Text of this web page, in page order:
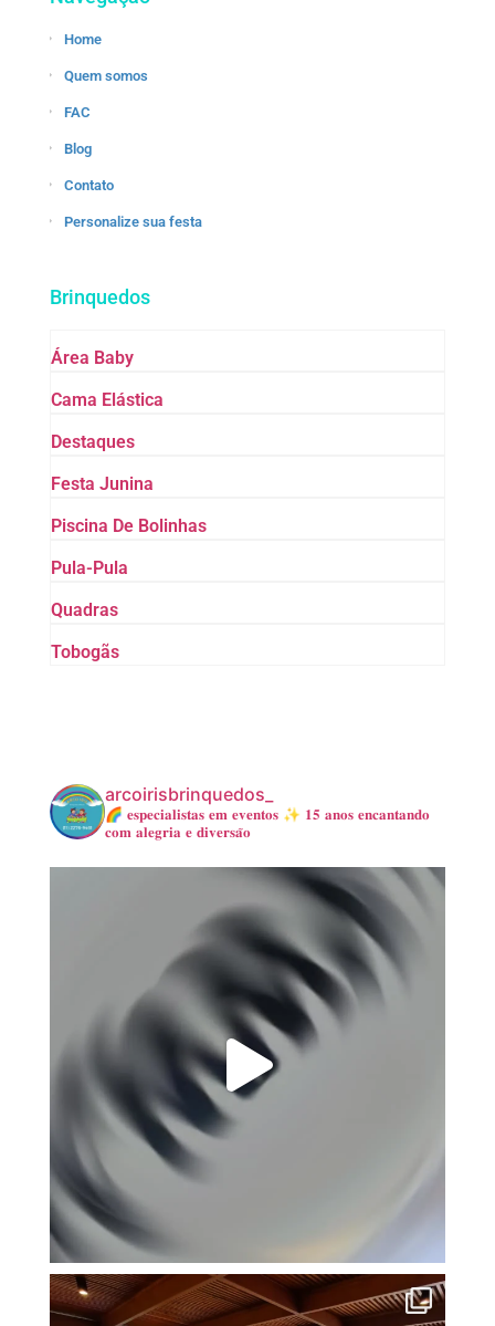
Home
Quem somos
FAC
Blog
Contato
Personalize sua festa
Brinquedos
Área Baby
Cama Elástica
Destaques
Festa Junina
Piscina De Bolinhas
Pula-Pula
Quadras
Tobogãs
arcoirisbrinquedos_
🌈 𝐞𝐬𝐩𝐞𝐜𝐢𝐚𝐥𝐢𝐬𝐭𝐚𝐬 𝐞𝐦 𝐞𝐯𝐞𝐧𝐭𝐨𝐬 ✨ 𝟏𝟓 𝐚𝐧𝐨𝐬 𝐞𝐧𝐜𝐚𝐧𝐭𝐚𝐧𝐝𝐨
𝐜𝐨𝐦 𝐚𝐥𝐞𝐠𝐫𝐢𝐚 𝐞 𝐝𝐢𝐯𝐞𝐫𝐬𝐚̃𝐨